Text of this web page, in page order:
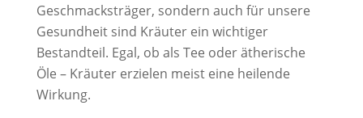
Geschmacksträger, sondern auch für unsere
Gesundheit sind Kräuter ein wichtiger
Bestandteil. Egal, ob als Tee oder ätherische
Öle – Kräuter erzielen meist eine heilende
Wirkung.